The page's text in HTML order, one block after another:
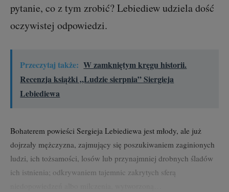
pytanie, co z tym zrobić? Lebiediew udziela dość
oczywistej odpowiedzi.
Przeczytaj także: W zamkniętym kręgu historii.
Recenzja książki „Ludzie sierpnia” Siergieja
Lebiediewa
Bohaterem powieści Sergieja Lebiediewa jest młody, ale już
dojrzały mężczyzna, zajmujący się poszukiwaniem zaginionych
ludzi, ich tożsamości, losów lub przynajmniej drobnych śladów
ich istnienia; odkrywaniem tajemnic zakrytych sferą